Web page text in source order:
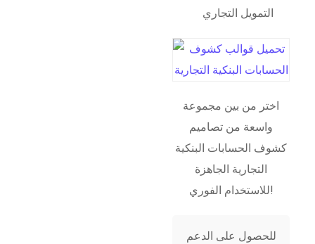
التمويل التجاري
اختر من بين مجموعة
واسعة من تصاميم
كشوف الحسابات البنكية
التجارية الجاهزة
للاستخدام الفوري!
للحصول على الدعم